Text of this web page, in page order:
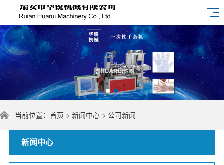
当前位置： 首页 > 新闻中心 > 公司新闻
新闻中心